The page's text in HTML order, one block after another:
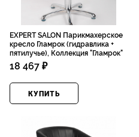
EXPERT SALON Парикмахерское
кресло Гламрок (гидравлика +
пятилучье), Коллекция "Гламрок"
18 467 ₽
КУПИТЬ